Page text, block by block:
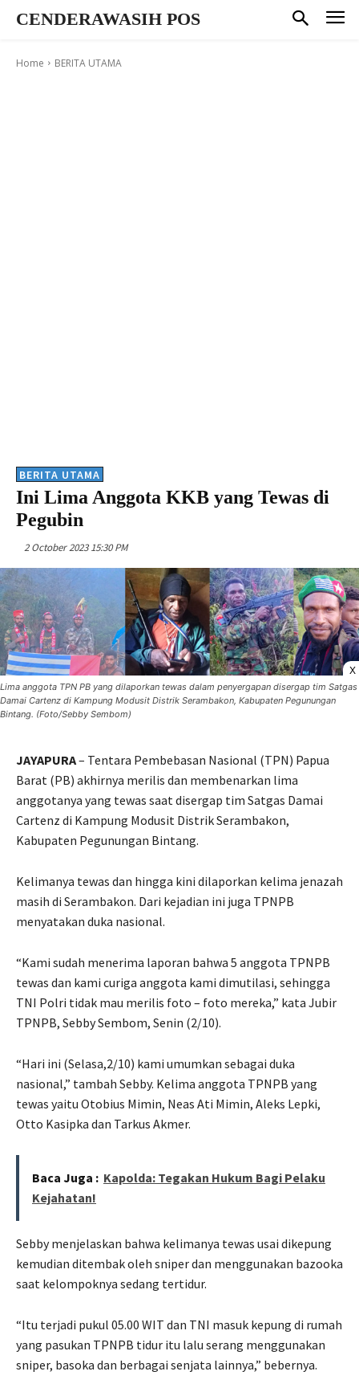
CENDERAWASIH POS
Home BERITA UTAMA
BERITA UTAMA
Ini Lima Anggota KKB yang Tewas di
Pegubin
2 October 2023 15:30 PM
X
Lima anggota TPN PB yang dilaporkan tewas dalam penyergapan disergap tim Satgas
Damai Cartenz di Kampung Modusit Distrik Serambakon, Kabupaten Pegunungan
Bintang. (Foto/Sebby Sembom)
JAYAPURA– Tentara Pembebasan Nasional (TPN) Papua
Barat (PB) akhirnya merilis dan membenarkan lima
anggotanya yang tewas saat disergap tim Satgas Damai
Cartenz di Kampung Modusit Distrik Serambakon,
Kabupaten Pegunungan Bintang.
Kelimanya tewas dan hingga kini dilaporkan kelima jenazah
masih di Serambakon. Dari kejadian ini juga TPNPB
menyatakan duka nasional.
“Kami sudah menerima laporan bahwa 5 anggota TPNPB
tewas dan kami curiga anggota kami dimutilasi, sehingga
TNI Polri tidak mau merilis foto – foto mereka,” kata Jubir
TPNPB, Sebby Sembom, Senin (2/10).
“Hari ini (Selasa,2/10) kami umumkan sebagai duka
nasional,” tambah Sebby. Kelima anggota TPNPB yang
tewas yaitu Otobius Mimin, Neas Ati Mimin, Aleks Lepki,
Otto Kasipka dan Tarkus Akmer.
Baca Juga : Kapolda: Tegakan Hukum Bagi Pelaku
Kejahatan!
Sebby menjelaskan bahwa kelimanya tewas usai dikepung
kemudian ditembak oleh sniper dan menggunakan bazooka
saat kelompoknya sedang tertidur.
“Itu terjadi pukul 05.00 WIT dan TNI masuk kepung di rumah
yang pasukan TPNPB tidur itu lalu serang menggunakan
sniper, basoka dan berbagai senjata lainnya,” bebernya.